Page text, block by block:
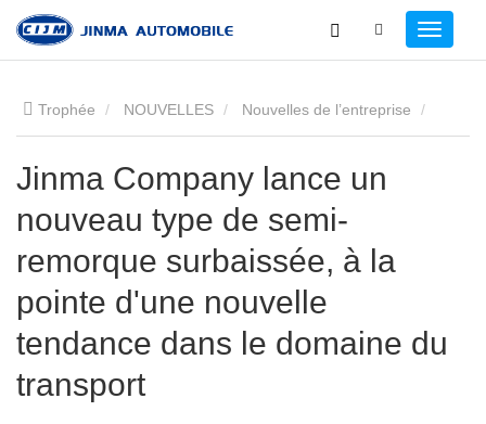
Trophée NOUVELLES Nouvelles de l’entreprise
surbaissée, à la pointe d'une nouvelle tendance dans le
domaine du transport
Jinma Company lance un
nouveau type de semi-
remorque surbaissée, à la
pointe d'une nouvelle
tendance dans le domaine du
transport